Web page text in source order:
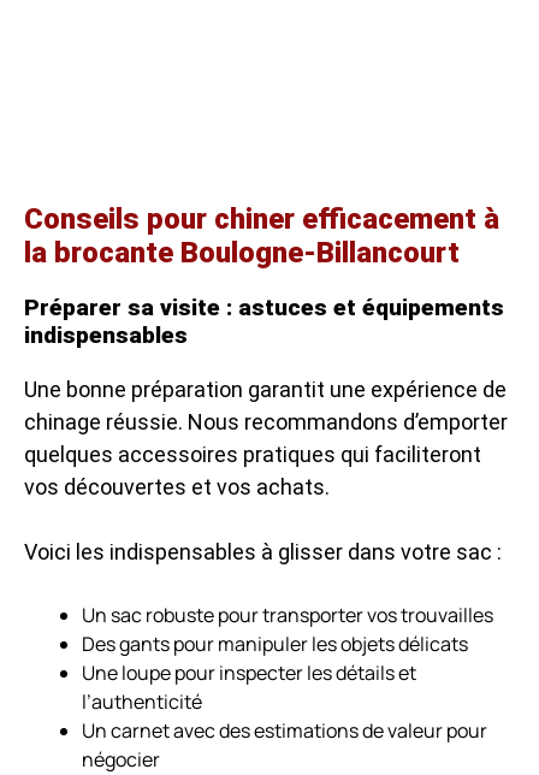
Conseils pour chiner efficacement à
la brocante Boulogne-Billancourt
Préparer sa visite : astuces et équipements
indispensables
Une bonne préparation garantit une expérience de
chinage réussie. Nous recommandons d’emporter
quelques accessoires pratiques qui faciliteront
vos découvertes et vos achats.
Voici les indispensables à glisser dans votre sac :
Un sac robuste pour transporter vos trouvailles
Des gants pour manipuler les objets délicats
Une loupe pour inspecter les détails et
l’authenticité
Un carnet avec des estimations de valeur pour
négocier